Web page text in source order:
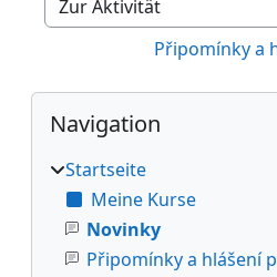
Zur Aktivität
Připomínky a
Blöcke
Navigation überspringen
Navigation
Startseite
Meine Kurse
Novinky
Připomínky a hlášení